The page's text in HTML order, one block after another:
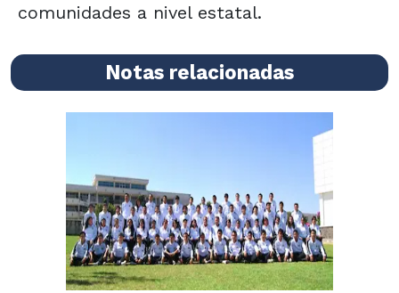
comunidades a nivel estatal.
Notas relacionadas